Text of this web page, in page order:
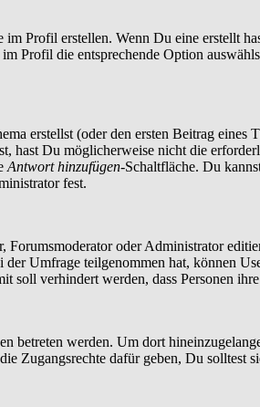
Profil erstellen. Wenn Du eine erstellt
Profil die entsprechende Option
erstellst (oder den ersten Beitrag
hast Du möglicherweise nicht die
Antwort hinzufügen-Schaltfläche. Du
fest.
oder Administrator
Umfrage teilgenommen hat, können
soll verhindert werden, dass Personen
betreten werden. Um dort
Zugangsrechte dafür geben, Du solltest